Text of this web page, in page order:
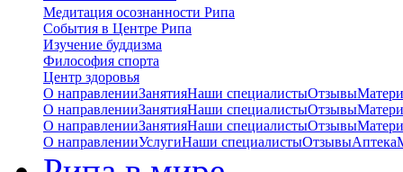
Медитация осознанности Рипа
События в Центре Рипа
Изучение буддизма
Философия спорта
Центр здоровья
О направленииЗанятияНаши специалистыОтзывы
О направленииЗанятияНаши специалистыОтзывы
О направленииЗанятияНаши специалистыОтзывы
О направленииУслугиНаши специалистыОтзывыАптека